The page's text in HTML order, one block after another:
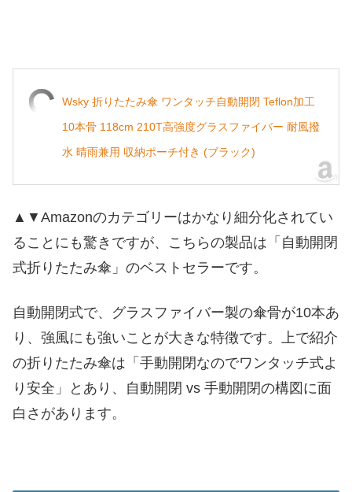
Wsky 折りたたみ傘 ワンタッチ自動開閉 Teflon加工
10本骨 118cm 210T高強度グラスファイバー 耐風撥
水 晴雨兼用 収納ポーチ付き (ブラック)
▲▼Amazonのカテゴリーはかなり細分化されてい
ることにも驚きですが、こちらの製品は「自動開閉
式折りたたみ傘」のベストセラーです。
自動開閉式で、グラスファイバー製の傘骨が10本あ
り、強風にも強いことが大きな特徴です。上で紹介
の折りたたみ傘は「手動開閉なのでワンタッチ式よ
り安全」とあり、自動開閉 vs 手動開閉の構図に面
白さがあります。